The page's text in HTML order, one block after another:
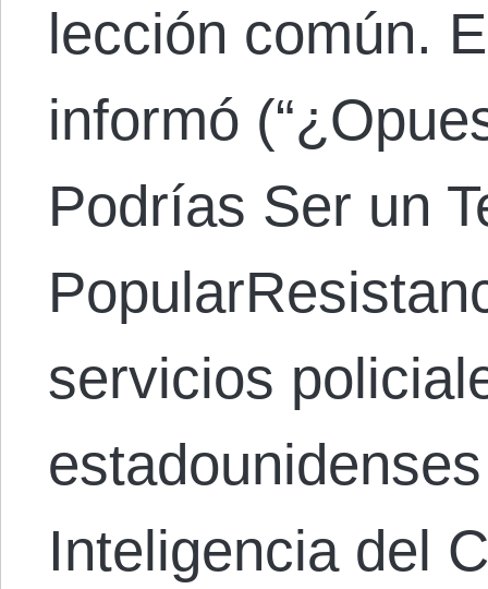
lección común.
informó
Podrías Ser un
servicios
Inteligencia del